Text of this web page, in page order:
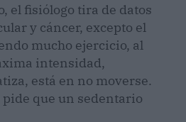
el fisiólogo tira de datos
y cáncer, excepto el
mucho ejercicio, al
intensidad,
está en no moverse.
que un sedentario